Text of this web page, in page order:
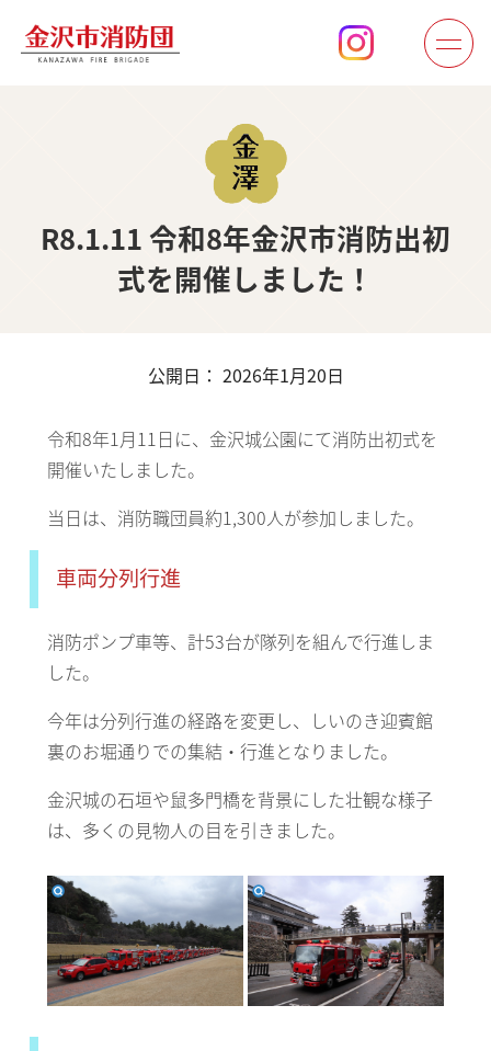
R8.1.11 令和8年金沢市消防出初
式を開催しました！
公開日： 2026年1月20日
令和8年1月11日に、金沢城公園にて消防出初式を
開催いたしました。
当日は、消防職団員約1,300人が参加しました。
車両分列行進
消防ポンプ車等、計53台が隊列を組んで行進しま
した。
今年は分列行進の経路を変更し、しいのき迎賓館
裏のお堀通りでの集結・行進となりました。
金沢城の石垣や鼠多門橋を背景にした壮観な様子
は、多くの見物人の目を引きました。